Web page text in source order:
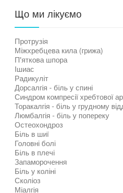
Що ми лікуємо
Протрузія
Міжхребцева кила (грижа)
П'яткова шпора
Ішиас
Радикуліт
Дорсалгія - біль у спині
Синдром компресії хребтової
Торакалгія - біль у грудному
Люмбалгія - біль у попереку
Остеохондроз
Біль в шиї
Головні болі
Біль в плечі
Запаморочення
Біль у коліні
Сколіоз
Міалгія